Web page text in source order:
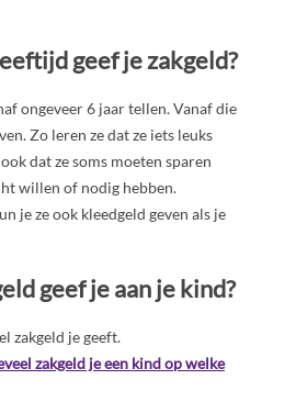
geef je zakgeld?
ongeveer 6 jaar tellen. Vanaf die
Zo leren ze dat ze iets leuks
dat ze soms moeten sparen
willen of nodig hebben.
je ze ook kleedgeld geven als je
geef je aan je kind?
zakgeld je geeft.
zakgeld je een kind op welke